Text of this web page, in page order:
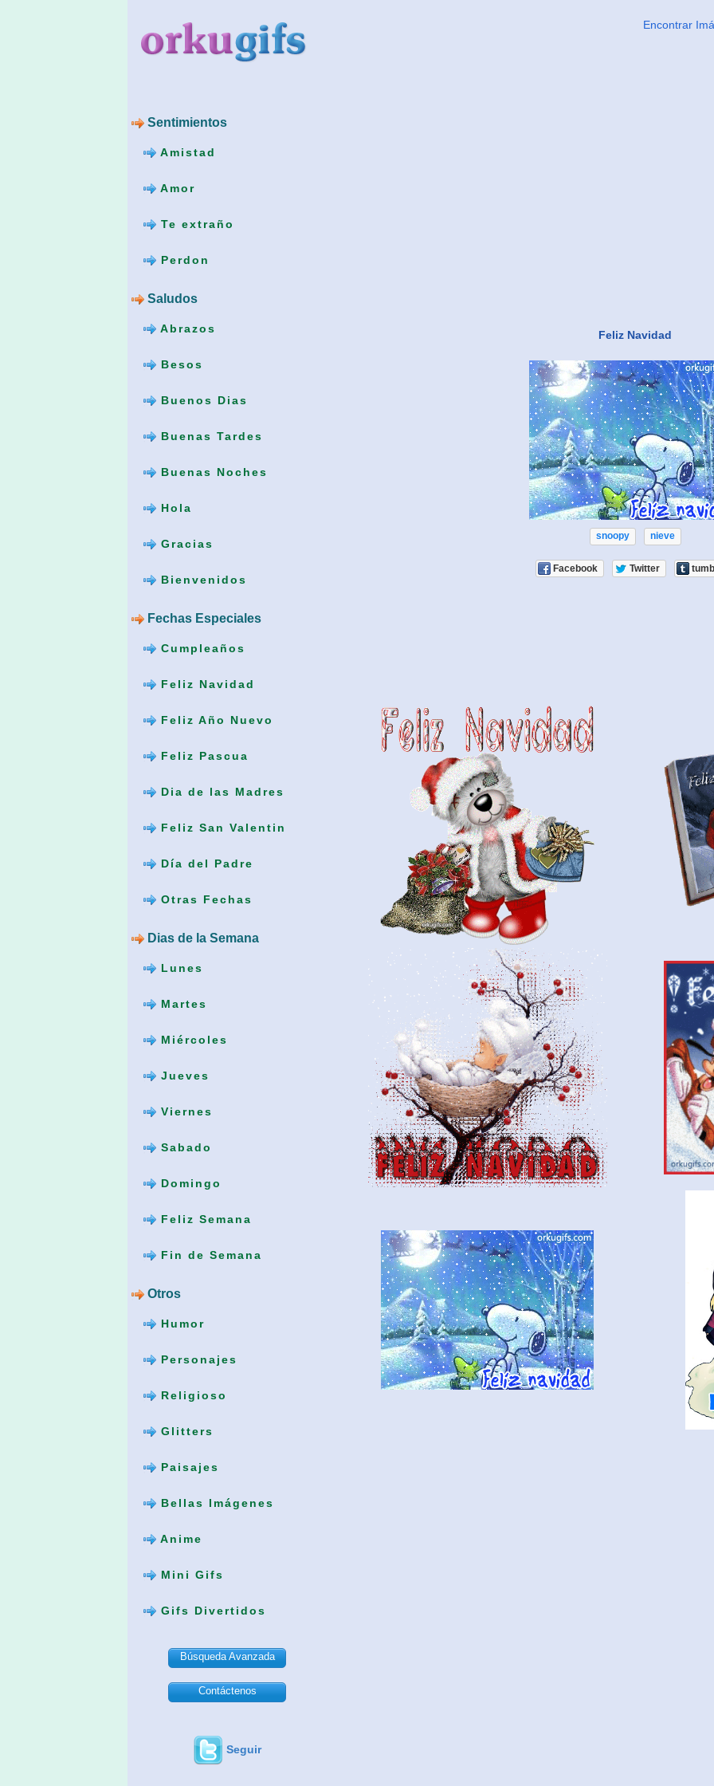
Sentimientos
Amistad
Amor
Te extraño
Perdon
Saludos
Abrazos
Besos
Buenos Dias
Buenas Tardes
Buenas Noches
Hola
Gracias
Bienvenidos
Fechas Especiales
Cumpleaños
Feliz Navidad
Feliz Año Nuevo
Feliz Pascua
Dia de las Madres
Feliz San Valentin
Día del Padre
Otras Fechas
Dias de la Semana
Lunes
Martes
Miércoles
Jueves
Viernes
Sabado
Domingo
Feliz Semana
Fin de Semana
Otros
Humor
Personajes
Religioso
Glitters
Paisajes
Bellas Imágenes
Anime
Mini Gifs
Gifs Divertidos
Búsqueda Avanzada
Contáctenos
Seguir
Encontrar
Feliz Navidad
snoopy nieve
Facebook Twitter